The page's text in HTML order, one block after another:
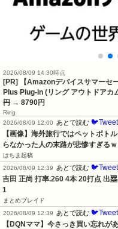
2026/08/09 14:30時点
[PR] 【Amazonデバイスサマーセ
Plus Plug-In (リング アウトドア
円 → 8790円
Ring
2026/08/09 12:00
あとで読む 🐦Tweet
【画像】海外旅行ではペットボト
らなかった人の末路が悲惨すぎる
はちま起稿
2026/08/09 12:39
あとで読む 🐦Tweet
吉田 正尚 打率.260 4本 20打点 出
1
まとめブレイド
2026/08/09 12:39
あとで読む 🐦Tweet
【DQNママ】今さっき買い忘れ